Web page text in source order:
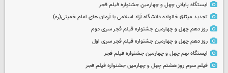
ایستگاه پایانی چهل و چهارمین جشنواره فیلم فجر
تجدید میثاق خانواده دانشگاه آزاد اسلامی با آرمان های امام خمینی(ره)
روز دهم چهل و چهارمین جشنواره فیلم فجر سری دوم
روز دهم چهل و چهارمین جشنواره فیلم فجر سری اول
ایستگاه نهم چهل و چهارمین جشنواره فیلم فجر
فیلم سوم روز هشتم چهل و چهارمین جشنواره فیلم فجر